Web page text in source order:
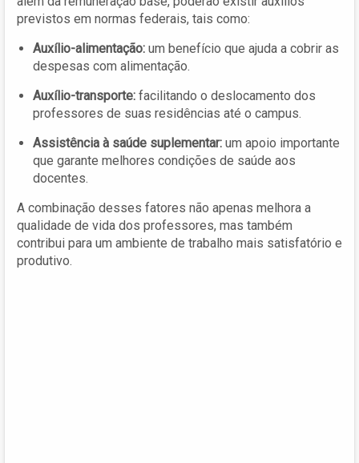
previstos em normas federais, tais como:
Auxílio-alimentação: um benefício que ajuda a cobrir as
despesas com alimentação.
Auxílio-transporte: facilitando o deslocamento dos
professores de suas residências até o campus.
Assistência à saúde suplementar: um apoio importante
que garante melhores condições de saúde aos
docentes.
A combinação desses fatores não apenas melhora a
qualidade de vida dos professores, mas também
contribui para um ambiente de trabalho mais satisfatório e
produtivo.